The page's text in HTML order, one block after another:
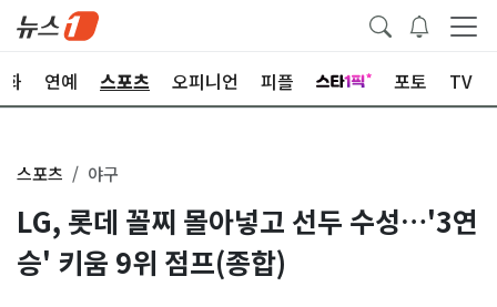
화 연예 스포츠 오피니언 피플 포토 TV
스포츠 야구
LG, 롯데 꼴찌 몰아넣고 선두 수성…'3연
승' 키움 9위 점프(종합)